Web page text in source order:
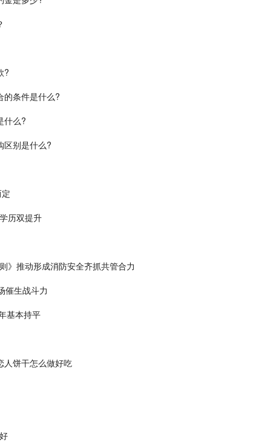
?
的条件是什么?
什么?
区别是什么?
历双提升
》推动形成消防安全齐抓共管合力
催生战斗力
基本持平
人饼干怎么做好吃